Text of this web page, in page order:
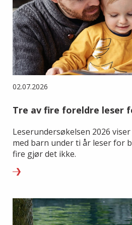
02.07.2026
Tre av fire foreldre leser
Leserundersøkelsen 2026
med barn under ti år leser for
fire gjør det ikke.